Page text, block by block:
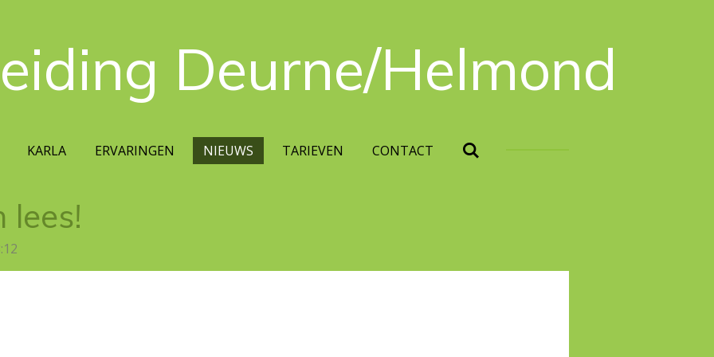
Deurne/Helmond
KARLA ERVARINGEN NIEUWS TARIEVEN CONTACT
lees!